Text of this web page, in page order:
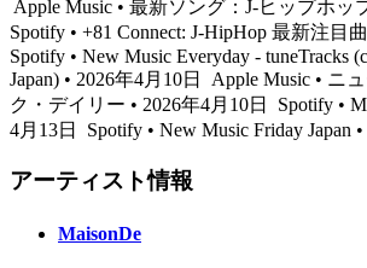
Apple Music • 最新ソング：J-ヒップホッ
Spotify • +81 Connect: J-HipHop 最新注目
Spotify • New Music Everyday - tuneTracks
Japan) • 2026年4月10日
Apple Music • ニ
ク・デイリー • 2026年4月10日
Spotify •
4月13日
Spotify • New Music Friday Japan
アーティスト情報
MaisonDe